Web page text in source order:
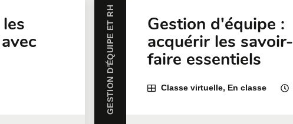
Courriel
GESTION D'ÉQUIPE ET RH Gestion d'équipe :
acquérir les savoir-
faire essentiels
Classe virtuelle, En classe